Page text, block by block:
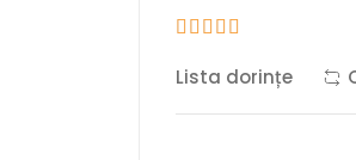
Lista dorințe